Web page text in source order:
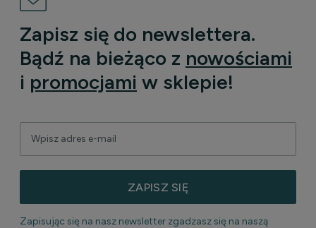
Zapisz się do newslettera.
Bądź na bieżąco z nowościami
i promocjami w sklepie!
ZAPISZ SIĘ
Zapisując się na nasz newsletter zgadzasz się na naszą